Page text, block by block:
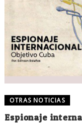
OTRAS NOTICIAS
Espionaje